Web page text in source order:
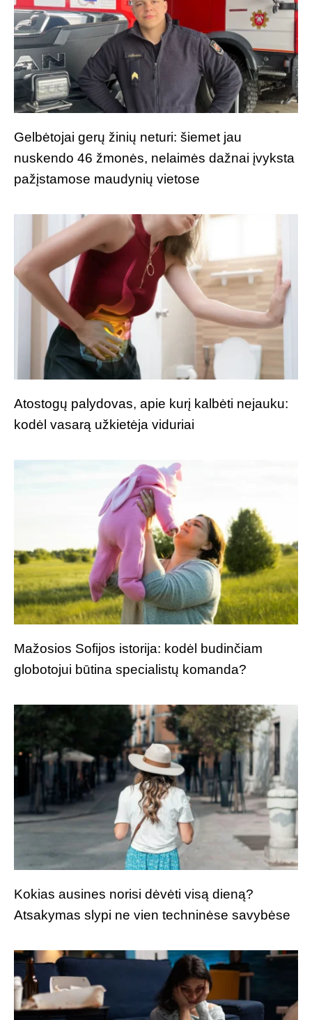
Gelbėtojai gerų žinių neturi: šiemet jau
nuskendo 46 žmonės, nelaimės dažnai įvyksta
pažįstamose maudynių vietose
Atostogų palydovas, apie kurį kalbėti nejauku:
kodėl vasarą užkietėja viduriai
Mažosios Sofijos istorija: kodėl budinčiam
globotojui būtina specialistų komanda?
Kokias ausines norisi dėvėti visą dieną?
Atsakymas slypi ne vien techninėse savybėse